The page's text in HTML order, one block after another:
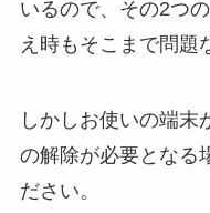
いるので、その2つ
え時もそこまで問題
しかしお使いの端末
の解除が必要となる
ださい。